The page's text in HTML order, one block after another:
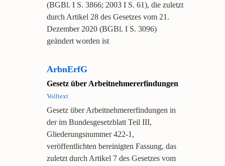
(BGBl. I S. 3866; 2003 I S. 61), die zuletzt
durch Artikel 28 des Gesetzes vom 21.
Dezember 2020 (BGBl. I S. 3096)
geändert worden ist
ArbnErfG
Gesetz über Arbeitnehmererfindungen
Volltext
Gesetz über Arbeitnehmererfindungen in
der im Bundesgesetzblatt Teil III,
Gliederungsnummer 422-1,
veröffentlichten bereinigten Fassung, das
zuletzt durch Artikel 7 des Gesetzes vom